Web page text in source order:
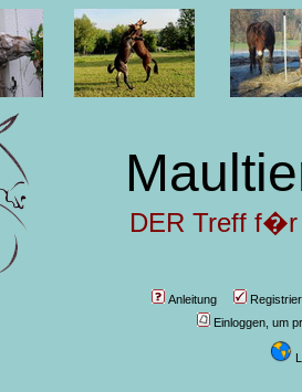
DER Treff f�r
Anleitung
Einloggen, um